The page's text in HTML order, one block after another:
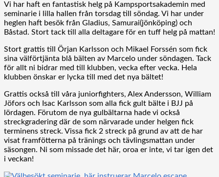
Vi har haft en fantastisk helg på Kampsportsakademin med
seminarie i lilla hallen från torsdag till söndag. Vi har under
heglen haft besök från Gladius, Samurai(jönköping) och
Båstad. Stort tack till alla deltagare för en tuff helg på mattan!
Stort grattis till Örjan Karlsson och Mikael Forssén som fick
sina välförtjänta blå bälten av Marcelo under söndagen. Tack
för allt ni bidrar med till klubben, vecka efter vecka. Hela
klubben önskar er lycka till med det nya bältet!
Grattis också till våra juniorfighters, Alex Andersson, William
Jöfors och Isac Karlsson som alla fick gult bälte i BJJ på
lördagen. Förutom de nya gulbältarna hade vi också
streckgradering där de som närvarade under helgen fick
terminens streck. Vissa fick 2 streck på grund av att de har
visat framfötterna på tränings och tävlingsmattan under
säsongen. Ni som missade det här, oroa er inte, vi tar igen det
i veckan!